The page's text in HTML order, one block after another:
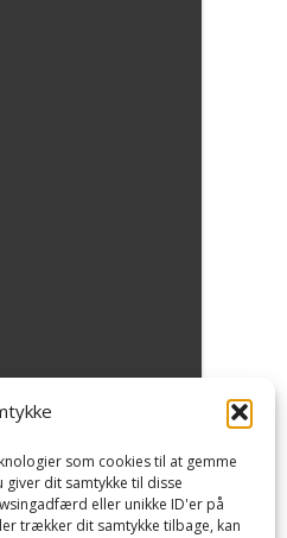
som cookies til at gemme
dit samtykke til disse
eller unikke ID'er på
trækker dit samtykke tilbage, kan